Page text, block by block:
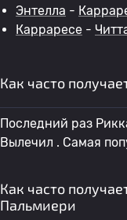
Энтелла -
Карраресе -
Как часто
Последний раз
Вылечил . Самая
Как часто
Пальмиери